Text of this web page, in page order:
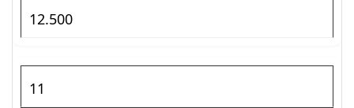
12.500
11